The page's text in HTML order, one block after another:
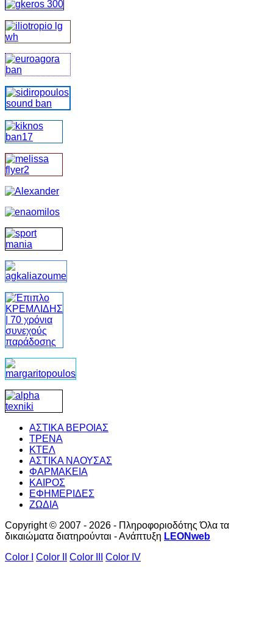
ΑΣΤΙΚΑ ΒΕΡΟΙΑΣ
ΤΡΕΝΑ
ΚΤΕΛ
ΑΣΤΙΚΑ ΝΑΟΥΣΑΣ
ΦΑΡΜΑΚΕΙΑ
ΚΑΙΡΟΣ
ΕΦΗΜΕΡΙΔΕΣ
ΖΩΔΙΑ
Copyright © 2007 - 2026 - Πληροφοριοδότης Όλα τα
δικαιώματα διατηρούνται - Ανάπτυξη LEONweb
Color I
Color II Color III Color IV